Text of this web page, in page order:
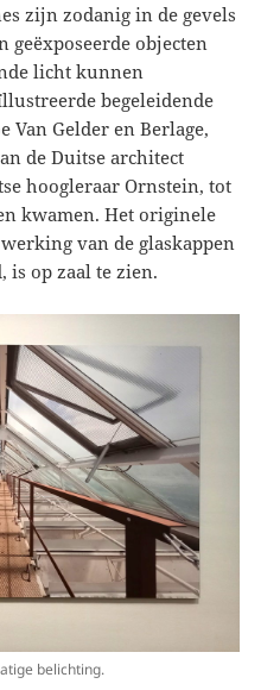
zijn zodanig in de gevels
geëxposeerde objecten
licht kunnen
begeleidende
Van Gelder en Berlage,
de Duitse architect
hoogleraar Ornstein, tot
kwamen. Het originele
van de glaskappen
is op zaal te zien.
belichting.